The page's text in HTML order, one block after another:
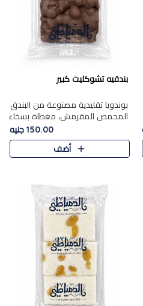
بندقيه تشوكليت كبير
بوندويا تقليدية مصنوعة من البندق
المحمص المقرمش، مغطاة بسخاء
بشوكولاتة فاخرة غنية لتحقيق
التوازن المثالي بين قوام القرمشة
ونكهة الشوكولاتة ا..
150.00 جنيه
أضف